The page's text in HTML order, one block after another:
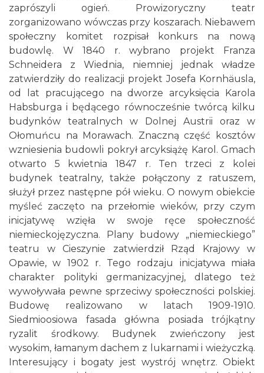
zaprószyli ogień. Prowizoryczny teatr
zorganizowano wówczas przy koszarach. Niebawem
społeczny komitet rozpisał konkurs na nową
budowlę. W 1840 r. wybrano projekt Franza
Schneidera z Wiednia, niemniej jednak władze
zatwierdziły do realizacji projekt Josefa Kornhäusla,
od lat pracującego na dworze arcyksięcia Karola
Habsburga i będącego równocześnie twórcą kilku
budynków teatralnych w Dolnej Austrii oraz w
Ołomuńcu na Morawach. Znaczną część kosztów
wzniesienia budowli pokrył arcyksiążę Karol. Gmach
otwarto 5 kwietnia 1847 r. Ten trzeci z kolei
budynek teatralny, także połączony z ratuszem,
służył przez następne pół wieku. O nowym obiekcie
myśleć zaczęto na przełomie wieków, przy czym
inicjatywę wzięła w swoje ręce społeczność
niemieckojęzyczna. Plany budowy „niemieckiego”
teatru w Cieszynie zatwierdził Rząd Krajowy w
Opawie, w 1902 r. Tego rodzaju inicjatywa miała
charakter polityki germanizacyjnej, dlatego też
wywoływała pewne sprzeciwy społeczności polskiej.
Budowę realizowano w latach 1909-1910.
Siedmioosiowa fasada główna posiada trójkątny
ryzalit środkowy. Budynek zwieńczony jest
wysokim, łamanym dachem z lukarnami i wieżyczką.
Interesujący i bogaty jest wystrój wnętrz. Obiekt